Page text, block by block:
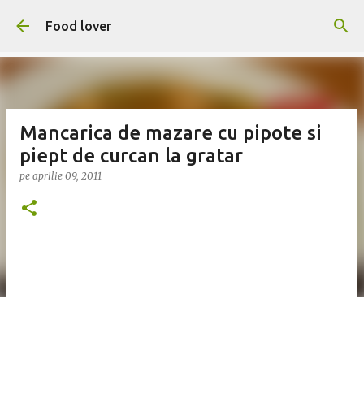
Treceți la conținutul principal
Food lover
Mancarica de mazare cu pipote si
piept de curcan la gratar
pe aprilie 09, 2011